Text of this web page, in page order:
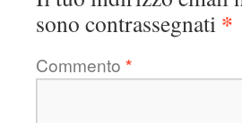
sono contrassegnati *
Commento *